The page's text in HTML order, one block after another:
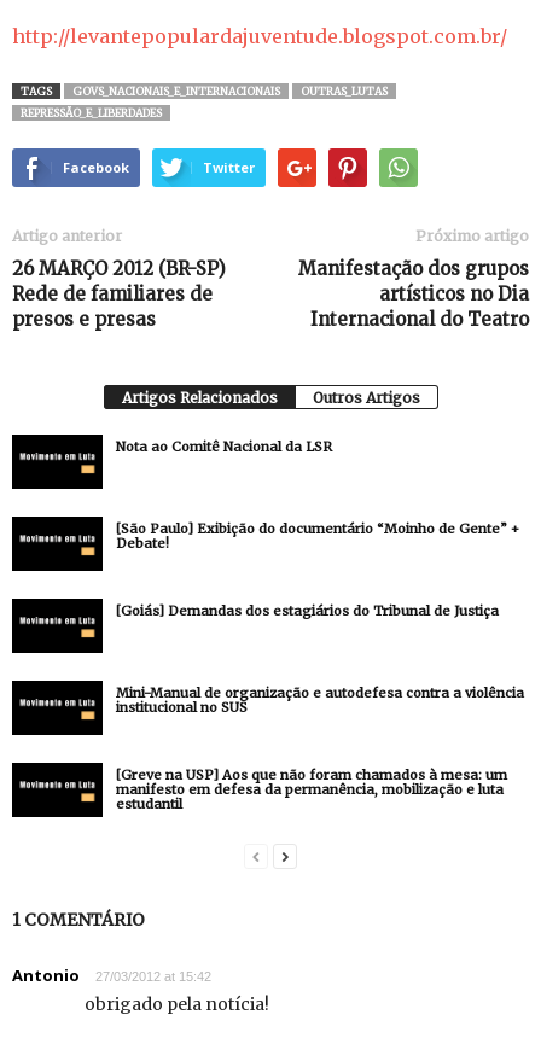
http://levantepopulardajuventude.blogspot.com.br/
TAGS GOVS_NACIONAIS_E_INTERNACIONAIS
OUTRAS_LUTAS
REPRESSÃO_E_LIBERDADES
Facebook Twitter
Artigo anterior
26 MARÇO 2012 (BR-SP)
Rede de familiares de
presos e presas
Próximo artigo
Manifestação dos grupos
artísticos no Dia
Internacional do Teatro
Artigos Relacionados Outros Artigos
Nota ao Comitê Nacional da LSR
[São Paulo] Exibição do documentário “Moinho de Gente” +
Debate!
[Goiás] Demandas dos estagiários do Tribunal de Justiça
Mini-Manual de organização e autodefesa contra a violência
institucional no SUS
[Greve na USP] Aos que não foram chamados à mesa: um
manifesto em defesa da permanência, mobilização e luta
estudantil
1 COMENTÁRIO
Antonio 27/03/2012 at 15:42
obrigado pela notícia!